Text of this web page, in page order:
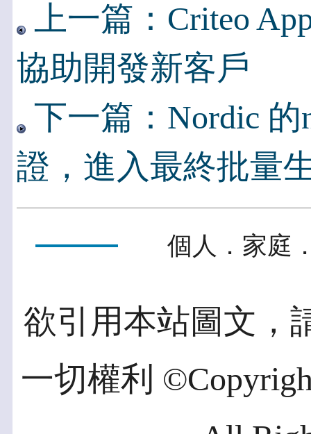
上一篇：Criteo
協助開發新客戶
下一篇：Nordic 的
證，進入最終批量
個人．家庭
欲引用本站圖文，
一切權利